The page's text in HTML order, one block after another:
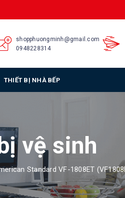
shopphuongminh@gmail.com
0948228314
THIẾT BỊ NHÀ BẾP
vệ sinh
Standard VF-1808ET